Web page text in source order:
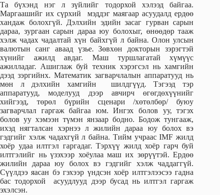
Та бүхэнд нэг л зүйлийг тодорхой хэлээд байгаа.
Маргаашийг их сүрхий мэддэг маягаар асуудалд ердөө
хандаж болохгүй. Дэлхийн эдийн засаг гурван сарын
дараа, зургаан сарын дараа юу болохыг, өнөөдөр тааж
хэлж чадах чадалтай хүн байхгүй л байна. Олон улсын
валютын санг аваад үзье. Зөвхөн докторын зэрэгтэй
хүнийг ажилд авдаг. Маш туршлагатай хүмүүс
ажилладаг. Ашиглаж буй техник хэрэгсэл нь хамгийн
дээд зэргийнх. Математик загварчлалын аппаратууд нь
мөн л дэлхийн хамгийн шилдгүүд. Тэгээд тэр
аппаратууд, моделууд дээр авчирч өгөгдөхүүнийг
хийгээд, төрөл бүрийн сценари /хөтөлбөр/ буюу
загварчлал гаргаж байгаа юм. Ингэх болов уу, тэгэх
болов уу хэмээн түмэн янзаар бодно. Бодож тунгааж,
ихэд нягталсан хэрнээ л жилийн дараа юу болох вэ
гэдгийг хэлж чадахгүй л байна. Тийм учраас IMF жилд
хоёр удаа илтгэл гаргадаг. Тэрхүү жилд хоёр гарч буй
илтгэлийг нь үзэхээр хоёулаа маш их зөрүүтэй. Ердөө
жилийн дараа юу болох вэ гэдгийг хэлж чаддаггүй.
Сүүлдээ яасан бэ гэхээр үндсэн хоёр илтгэлээсээ гадна
бас тодорхой асуудлууд дээр бусад нь илтгэл гаргаж
эхэлсэн.